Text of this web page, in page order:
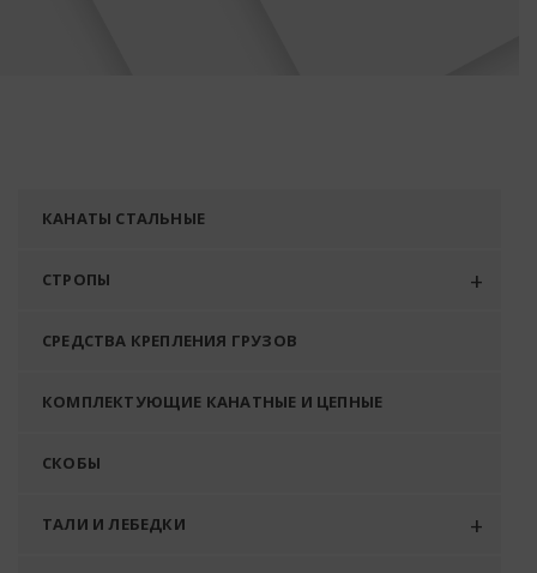
КАНАТЫ СТАЛЬНЫЕ
СТРОПЫ
СРЕДСТВА КРЕПЛЕНИЯ ГРУЗОВ
КОМПЛЕКТУЮЩИЕ КАНАТНЫЕ И ЦЕПНЫЕ
СКОБЫ
ТАЛИ И ЛЕБЕДКИ